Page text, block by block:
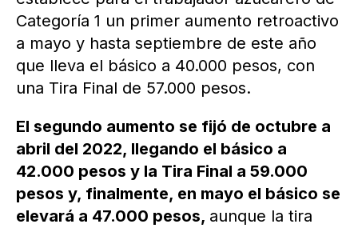
Categoría 1 un primer aumento retroactivo
a mayo y hasta septiembre de este año
que lleva el básico a 40.000 pesos, con
una Tira Final de 57.000 pesos.
El segundo aumento se fijó de octubre a
abril del 2022, llegando el básico a
42.000 pesos y la Tira Final a 59.000
pesos y, finalmente, en mayo el básico se
elevará a 47.000 pesos, aunque la tira